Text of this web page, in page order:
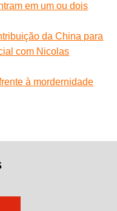
em um ou dois
da China para
com Nicolas
à mordernidade